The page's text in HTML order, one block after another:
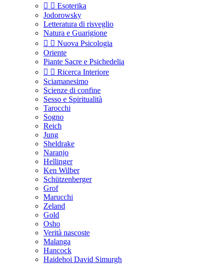
  Esoterika
Jodorowsky
Letteratura di risveglio
Natura e Guarigione
  Nuova Psicologia
Oriente
Piante Sacre e Psichedelia
  Ricerca Interiore
Sciamanesimo
Scienze di confine
Sesso e Spiritualità
Tarocchi
Sogno
Reich
Jung
Sheldrake
Naranjo
Hellinger
Ken Wilber
Schützenberger
Grof
Marucchi
Zeland
Gold
Osho
Verità nascoste
Malanga
Hancock
Haidehoi David Simurgh